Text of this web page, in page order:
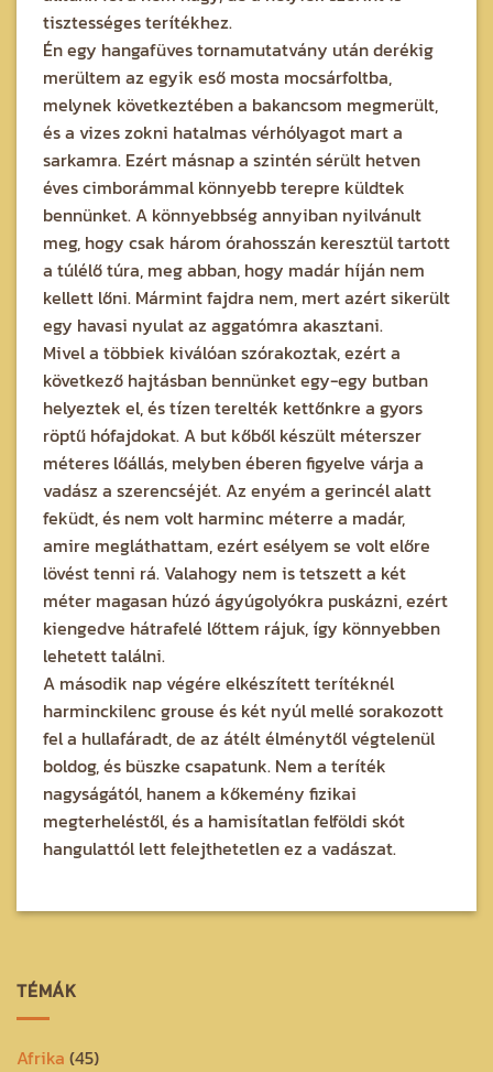
tisztességes terítékhez.
Én egy hangafüves tornamutatvány után derékig
merültem az egyik eső mosta mocsárfoltba,
melynek következtében a bakancsom megmerült,
és a vizes zokni hatalmas vérhólyagot mart a
sarkamra. Ezért másnap a szintén sérült hetven
éves cimborámmal könnyebb terepre küldtek
bennünket. A könnyebbség annyiban nyilvánult
meg, hogy csak három órahosszán keresztül tartott
a túlélő túra, meg abban, hogy madár híján nem
kellett lőni. Mármint fajdra nem, mert azért sikerült
egy havasi nyulat az aggatómra akasztani.
Mivel a többiek kiválóan szórakoztak, ezért a
következő hajtásban bennünket egy-egy butban
helyeztek el, és tízen terelték kettőnkre a gyors
röptű hófajdokat. A but kőből készült méterszer
méteres lőállás, melyben éberen figyelve várja a
vadász a szerencséjét. Az enyém a gerincél alatt
feküdt, és nem volt harminc méterre a madár,
amire megláthattam, ezért esélyem se volt előre
lövést tenni rá. Valahogy nem is tetszett a két
méter magasan húzó ágyúgolyókra puskázni, ezért
kiengedve hátrafelé lőttem rájuk, így könnyebben
lehetett találni.
A második nap végére elkészített terítéknél
harminckilenc grouse és két nyúl mellé sorakozott
fel a hullafáradt, de az átélt élménytől végtelenül
boldog, és büszke csapatunk. Nem a teríték
nagyságától, hanem a kőkemény fizikai
megterheléstől, és a hamisítatlan felföldi skót
hangulattól lett felejthetetlen ez a vadászat.
TÉMÁK
Afrika (45)